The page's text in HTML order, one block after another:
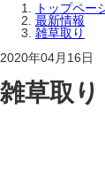
トップペー
最新情報
雑草取り
2020年04月16日
雑草取り